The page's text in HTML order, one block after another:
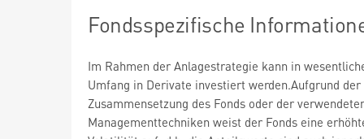
Fondsspezifische
Im Rahmen der Anlagestrategie kann in
Umfang in Derivate investiert werden.Aufgrund der
Zusammensetzung des Fonds oder der
Managementtechniken weist der Fonds eine